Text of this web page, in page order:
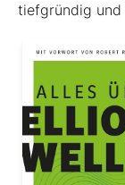
tiefgründig und